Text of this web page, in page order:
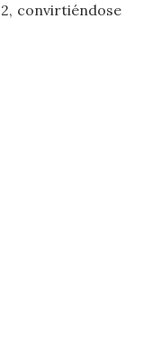
convirtiéndose